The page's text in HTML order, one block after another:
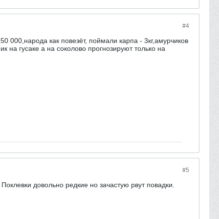
#4
000,народа как повезёт, поймали карпа - 3кг,амурчиков
на гусаке а на соколово прогнозируют только на
#5
довольно редкие но зачастую рвут повадки.